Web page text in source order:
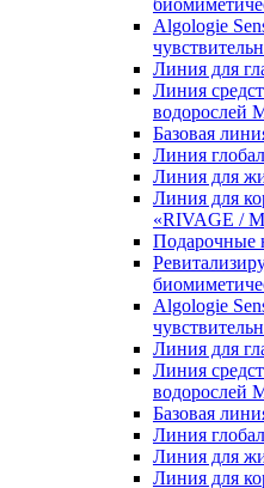
Algologie
Линия для
Линия
водорослей
Базовая
Линия
Линия для
Линия для
«RIVAGE /
Подарочные
Algologie
Линия для
Линия
водорослей
Базовая
Линия
Линия для
Линия для